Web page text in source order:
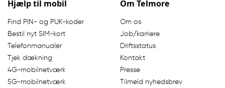
Hjælp til mobil
Find PIN- og PUK-koder
Bestil nyt SIM-kort
Telefonmanualer
Tjek dækning
4G-mobilnetværk
5G-mobilnetværk
Om Telmore
Om os
Job/karriere
Driftsstatus
Kontakt
Presse
Tilmeld nyhedsbrev